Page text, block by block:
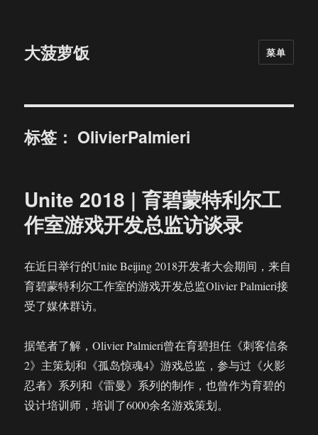
大菠萝饭 菜单
标签： OlivierPalmieri
Unite 2018 | 育碧蒙特利尔工
作室游戏开发总监访谈录
在近日举行的Unite Beijing 2018开发者大会期间，来自
育碧蒙特利尔工作室的游戏开发总监Olivier Palmieri接
受了媒体群访。
据笔者了解，Olivier Palmieri曾在育碧担任《刺客信条
2》主策划和《孤岛惊魂4》游戏总监，参与过《火影
忍者》系列和《雷曼》系列的制作，也曾作为育碧的
设计培训师，培训了6000余名游戏策划。